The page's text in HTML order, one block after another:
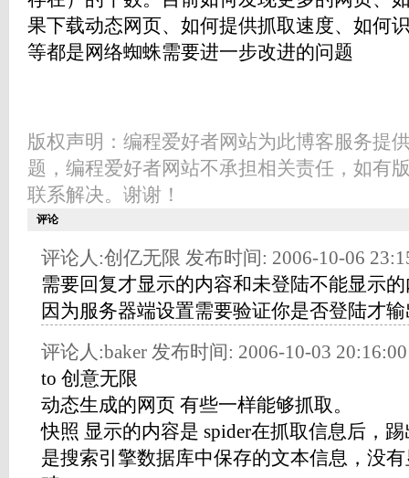
果下载动态网页、如何提供抓取速度、如何
等都是网络蜘蛛需要进一步改进的问题
版权声明：编程爱好者网站为此博客服务提
题，编程爱好者网站不承担相关责任，如有
联系解决。谢谢！
评论
评论人:创亿无限 发布时间: 2006-10-06
需要回复才显示的内容和未登陆不能显示
因为服务器端设置需要验证你是否登陆才
评论人:baker 发布时间: 2006-10-03 20:16:00
to 创意无限
动态生成的网页 有些一样能够抓取。
快照 显示的内容是 spider在抓取信息后，
是搜索引擎数据库中保存的文本信息，没